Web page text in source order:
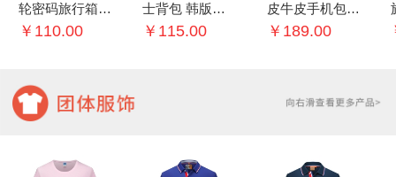
轮密码旅行箱子
20/22寸行李箱
￥110.00
士背包 韩版学
生书包
￥115.00
皮牛皮手机包多
功能手包
￥189.00